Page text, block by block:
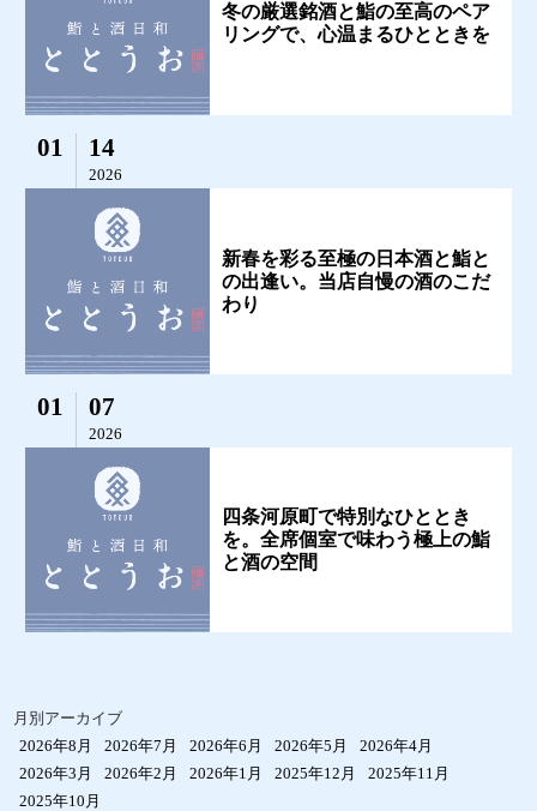
冬の厳選銘酒と鮨の至高のペア
リングで、心温まるひとときを
01 14
2026
新春を彩る至極の日本酒と鮨と
の出逢い。当店自慢の酒のこだ
わり
01 07
2026
四条河原町で特別なひととき
を。全席個室で味わう極上の鮨
と酒の空間
月別アーカイブ
2026年8月
2026年7月 2026年6月 2026年5月
2026年4月
2026年3月
2026年2月 2026年1月 2025年12月
2025年11月
2025年10月